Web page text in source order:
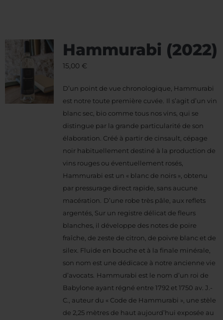
Hammurabi (2022)
15,00 €
D’un point de vue chronologique, Hammurabi
est notre toute première cuvée. Il s’agit d’un vin
blanc sec, bio comme tous nos vins, qui se
distingue par la grande particularité de son
élaboration. Créé à partir de cinsault, cépage
noir habituellement destiné à la production de
vins rouges ou éventuellement rosés,
Hammurabi est un « blanc de noirs », obtenu
par pressurage direct rapide, sans aucune
macération. D’une robe très pâle, aux reflets
argentés, Sur un registre délicat de fleurs
blanches, il développe des notes de poire
fraîche, de zeste de citron, de poivre blanc et de
silex. Fluide en bouche et à la finale minérale,
son nom est une dédicace à notre ancienne vie
d’avocats. Hammurabi est le nom d’un roi de
Babylone ayant régné entre 1792 et 1750 av. J.-
C., auteur du « Code de Hammurabi », une stèle
de 2,25 mètres de haut aujourd’hui exposée au